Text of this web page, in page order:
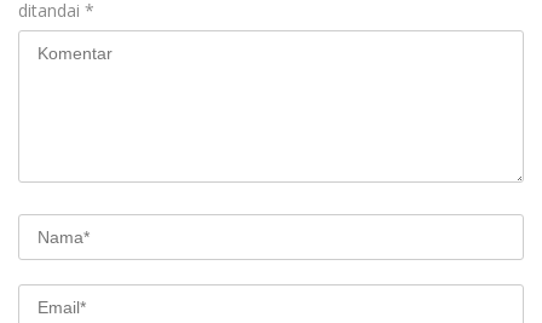
ditandai *